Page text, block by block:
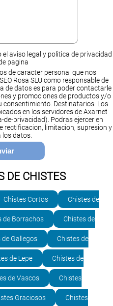
el aviso legal y politica de privacidad
pagina
de caracter personal que nos
Rosa SLU como responsable de
de datos es para poder contactarle
y promociones de productos y/o
consentimiento. Destinatarios: Los
en los servidores de Axarnet
privacidad). Podras ejercer en
rectificacion, limitacion, supresion y
los datos.
DE CHISTES
Chistes Cortos Chistes de
de Borrachos Chistes de
de Gallegos Chistes de
de Lepe Chistes de
de Vascos Chistes
Graciosos Chistes